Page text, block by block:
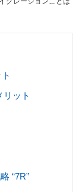
リット
“7R”